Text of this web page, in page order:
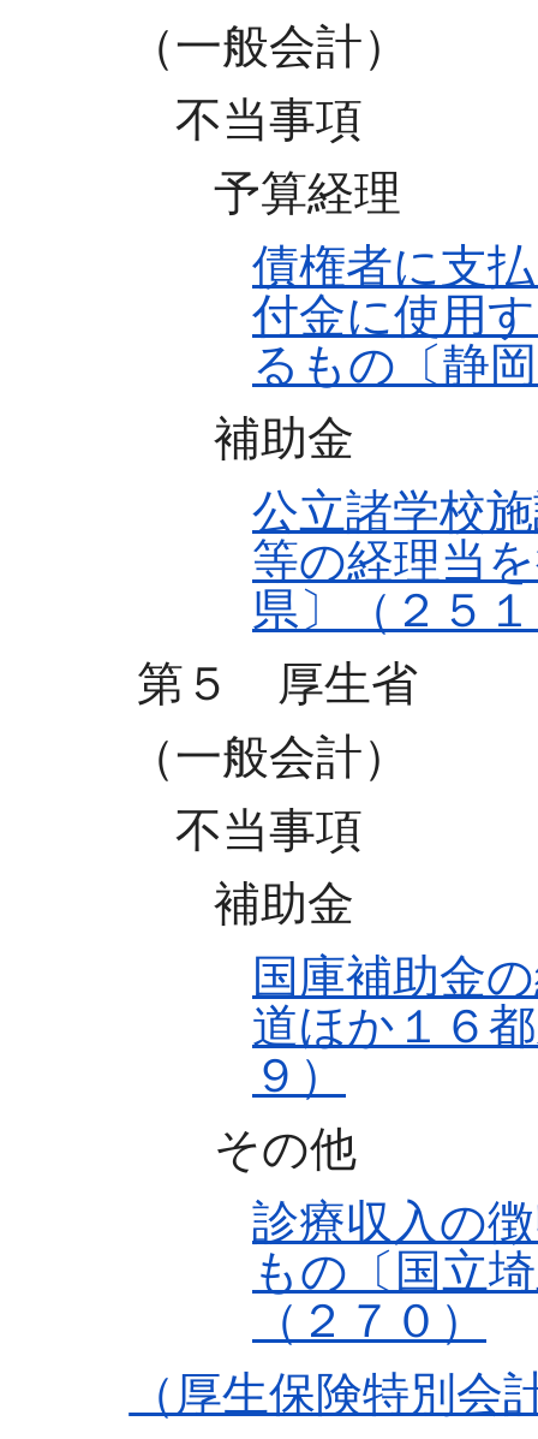
（一般会計）
不当事項
予算経理
債権者に支
付金に使用
るもの〔静
補助金
公立諸学校
等の経理当
県〕（２５
第５ 厚生省
（一般会計）
不当事項
補助金
国庫補助金
道ほか１６
９）
その他
診療収入の
もの〔国立
（２７０）
（厚生保険特別会